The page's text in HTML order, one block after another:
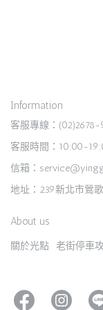
Information
客服專線：(02)2678-
客服時間：10:00-
信箱：
地址：239新北市鶯
About us
關於光點 老街停車